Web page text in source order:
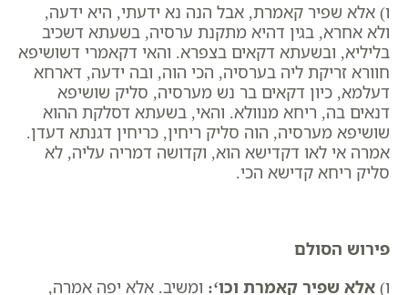
ו) אלא שפיר קאמרת, אבל הנה נא ידעתי, היא ידעה,
ולא אחרא, בגין דהיא מתקנת ערסיה, בשעתא דשכיב
בליליא, ובשעתא דקאים בצפרא. והאי דקאמרי דשושיפא
חוורא זריקת ליה בערסיה, הכי הוה, ובה ידעה, דארחא
דעלמא, כיון דקאים בר נש מערסיה, סליק שושיפא
דנאים בה, ריחא מנוולא. והאי, בשעתא דסלקת ההוא
שושיפא מערסיה, הוה סליק ריחין, כריחין דגנתא דעדן.
אמרה אי לאו דקדישא הוא, וקדושה דמריה עליה, לא
סליק ריחא קדישא הכי.
פירוש הסולם
ו) אלא שפיר קאמרת וכו‘: ומשיב. אלא יפה אמרה,